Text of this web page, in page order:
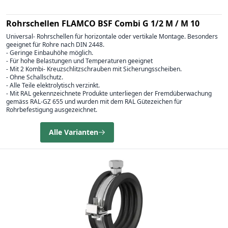
Rohrschellen FLAMCO BSF Combi G 1/2 M / M 10
Universal- Rohrschellen für horizontale oder vertikale Montage. Besonders
geeignet für Rohre nach DIN 2448.
- Geringe Einbauhöhe möglich.
- Für hohe Belastungen und Temperaturen geeignet
- Mit 2 Kombi- Kreuzschlitzschrauben mit Sicherungsscheiben.
- Ohne Schallschutz.
- Alle Teile elektrolytisch verzinkt.
- Mit RAL gekennzeichnete Produkte unterliegen der Fremdüberwachung
gemäss RAL-GZ 655 und wurden mit dem RAL Gütezeichen für
Rohrbefestigung ausgezeichnet.
Alle Varianten